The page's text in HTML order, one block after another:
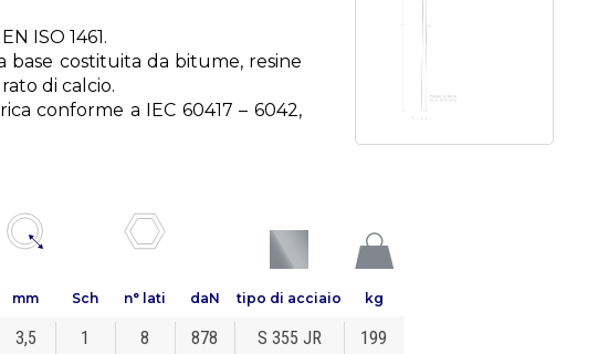
ISO 1461.
base costituita da bitume, resine
di calcio.
conforme a IEC 60417 – 6042,
mm Sch n° lati daN tipo di acciaio kg
3,5 1 8 878 S 355 JR 199